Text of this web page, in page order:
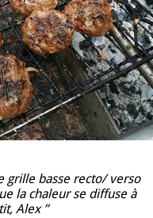
grille basse recto/ verso
la chaleur se diffuse à
Alex ”